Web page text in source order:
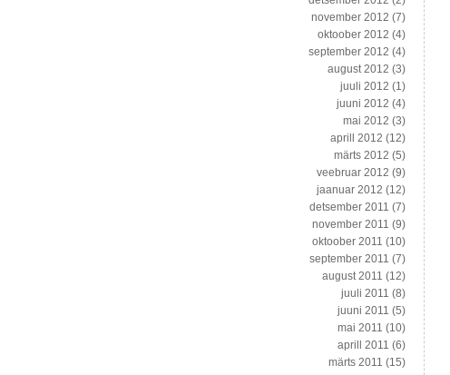
november 2012 (7)
oktoober 2012 (4)
september 2012 (4)
august 2012 (3)
juuli 2012 (1)
juuni 2012 (4)
mai 2012 (3)
aprill 2012 (12)
märts 2012 (5)
veebruar 2012 (9)
jaanuar 2012 (12)
detsember 2011 (7)
november 2011 (9)
oktoober 2011 (10)
september 2011 (7)
august 2011 (12)
juuli 2011 (8)
juuni 2011 (5)
mai 2011 (10)
aprill 2011 (6)
märts 2011 (15)